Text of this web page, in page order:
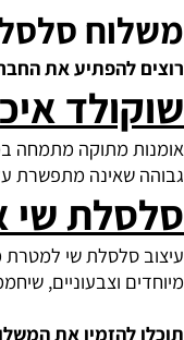
סלסלות
את החברים,
איכותי
מתמחה במשלוח
מתפשרת על הטעם
שי
שי למטרת משלוח
וצבעוניים, שיחממו